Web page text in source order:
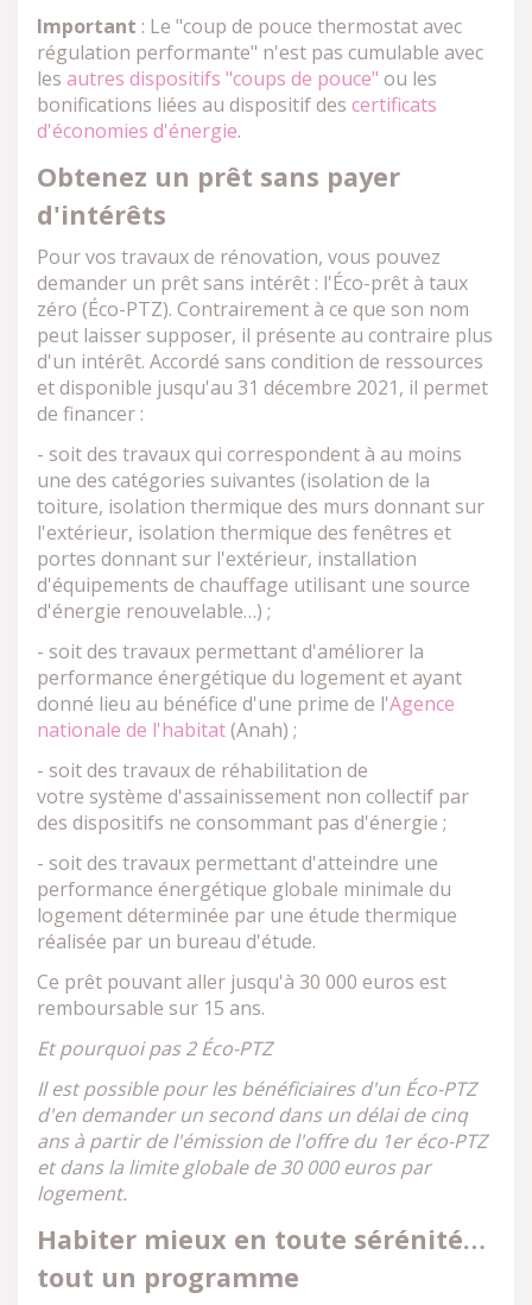
Important : Le "coup de pouce thermostat avec
régulation performante" n'est pas cumulable avec
les autres dispositifs "coups de pouce" ou les
bonifications liées au dispositif des certificats
d'économies d'énergie.
Obtenez un prêt sans payer
d'intérêts
Pour vos travaux de rénovation, vous pouvez
demander un prêt sans intérêt : l'Éco-prêt à taux
zéro (Éco-PTZ). Contrairement à ce que son nom
peut laisser supposer, il présente au contraire plus
d'un intérêt. Accordé sans condition de ressources
et disponible jusqu'au 31 décembre 2021, il permet
de financer :
- soit des travaux qui correspondent à au moins
une des catégories suivantes (isolation de la
toiture, isolation thermique des murs donnant sur
l'extérieur, isolation thermique des fenêtres et
portes donnant sur l'extérieur, installation
d'équipements de chauffage utilisant une source
d'énergie renouvelable…) ;
- soit des travaux permettant d'améliorer la
performance énergétique du logement et ayant
donné lieu au bénéfice d'une prime de l'Agence
nationale de l'habitat(Anah) ;
- soit des travaux de réhabilitation de
votre système d'assainissement non collectif par
des dispositifs ne consommant pas d'énergie ;
- soit des travaux permettant d'atteindre une
performance énergétique globale minimale du
logement déterminée par une étude thermique
réalisée par un bureau d'étude.
Ce prêt pouvant aller jusqu'à 30 000 euros est
remboursable sur 15 ans.
Et pourquoi pas 2 Éco-PTZ
Il est possible pour les bénéficiaires d'un Éco-PTZ
d'en demander un second dans un délai de cinq
ans à partir de l'émission de l'offre du 1er éco-PTZ
et dans la limite globale de 30 000 euros par
logement.
Habiter mieux en toute sérénité…
tout un programme